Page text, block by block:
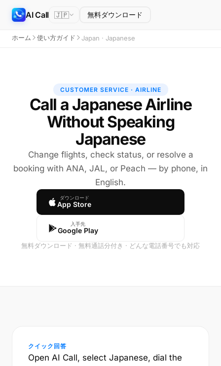
AI Call 🇯🇵 無料ダウンロード
ホーム 使い方ガイド Japan · Japanese
CUSTOMER SERVICE · AIRLINE
Call a Japanese Airline
Without Speaking
Japanese
Change flights, check status, or resolve a
booking with ANA, JAL, or Peach — by phone, in
English.
ダウンロード
App Store
入手先
Google Play
無料ダウンロード · 無料通話分付き · どんな電話番号でも対応
クイック回答
Open AI Call, select Japanese, dial the